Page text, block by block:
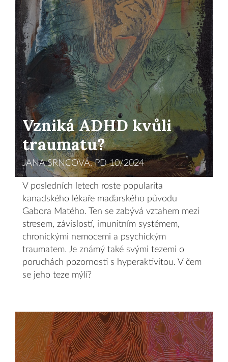
Vzniká ADHD kvůli
traumatu?
JANA SRNCOVÁ, PD 10/2024
V posledních letech roste popularita
kanadského lékaře maďarského původu
Gabora Matého. Ten se zabývá vztahem mezi
stresem, závislostí, imunitním systémem,
chronickými nemocemi a psychickým
traumatem. Je známý také svými tezemi o
poruchách pozornosti s hyperaktivitou. V čem
se jeho teze mýlí?